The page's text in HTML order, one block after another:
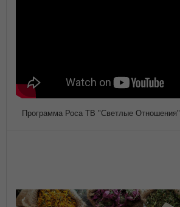
Программа Роса ТВ "Светлые Отношения"